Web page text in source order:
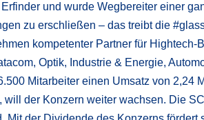
und wurde Wegbereiter einer
zu erschließen – das treibt die
kompetenter Partner für
Optik, Industrie & Energie,
Mitarbeiter einen Umsatz von 2,24
will der Konzern weiter wachsen. Die